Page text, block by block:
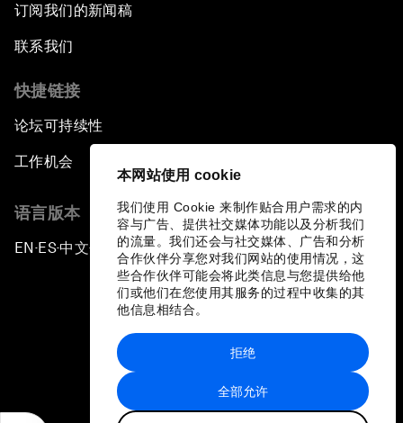
本网站使用 cookie
我们使用 Cookie 来制作贴合用户需求的内
容与广告、提供社交媒体功能以及分析我们
的流量。我们还会与社交媒体、广告和分析
合作伙伴分享您对我们网站的使用情况，这
些合作伙伴可能会将此类信息与您提供给他
们或他们在您使用其服务的过程中收集的其
他信息相结合。
全部允许
拒绝
订阅我们的新闻稿
联系我们
快捷链接
论坛可持续性
工作机会
语言版本
EN ▪ES▪中文▪ 日本語
站点地图